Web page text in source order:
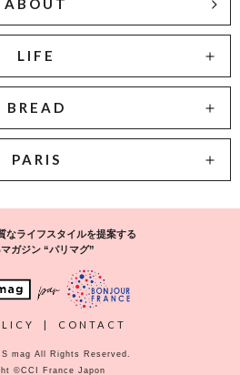
LIFE
BREAD
PARIS
なライフスタイルを提案する
ガジン “パリマグ”
| CONTACT
mag All Rights Reserved.
©CCI France Japon